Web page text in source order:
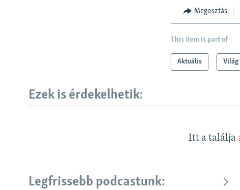
Megosztás
This item is part of
Aktuális Világ
Ezek is érdekelhetik:
Itt a találja
Legfrissebb podcastunk: